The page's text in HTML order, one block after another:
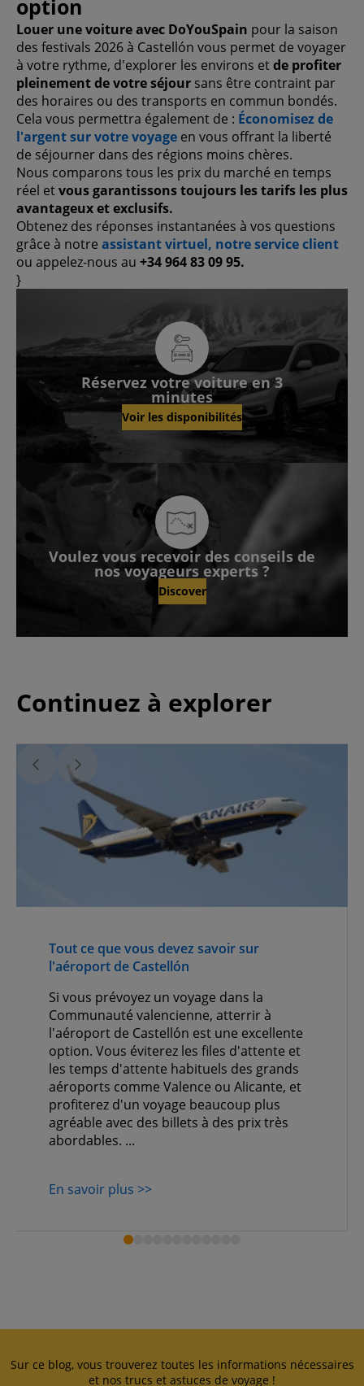
option
Louer une voiture avec DoYouSpain pour la saison
des festivals 2026 à Castellón vous permet de voyager
à votre rythme, d'explorer les environs etde profiter
pleinement de votre séjour sans être contraint par
des horaires ou des transports en commun bondés.
Cela vous permettra également de : Économisez de
l'argent sur votre voyage en vous offrant la liberté
de séjourner dans des régions moins chères.
Nous comparons tous les prix du marché en temps
réel etvous garantissons toujours les tarifs les plus
avantageux et exclusifs.
Obtenez des réponses instantanées à vos questions
grâce à notre assistant virtuel, notre service client
ou appelez-nous au +34 964 83 09 95.
}
Réservez votre voiture en 3
minutes
Voir les disponibilités
Voulez vous recevoir des conseils de
nos voyageurs experts ?
Discover
Continuez à explorer
Tout ce que vous devez savoir sur
l'aéroport de Castellón
Si vous prévoyez un voyage dans la
Communauté valencienne, atterrir à
l'aéroport de Castellón est une excellente
option. Vous éviterez les files d'attente et
les temps d'attente habituels des grands
aéroports comme Valence ou Alicante, et
profiterez d'un voyage beaucoup plus
agréable avec des billets à des prix très
abordables. ...
En savoir plus >>
Sur ce blog, vous trouverez toutes les informations nécessaires
et nos trucs et astuces de voyage !